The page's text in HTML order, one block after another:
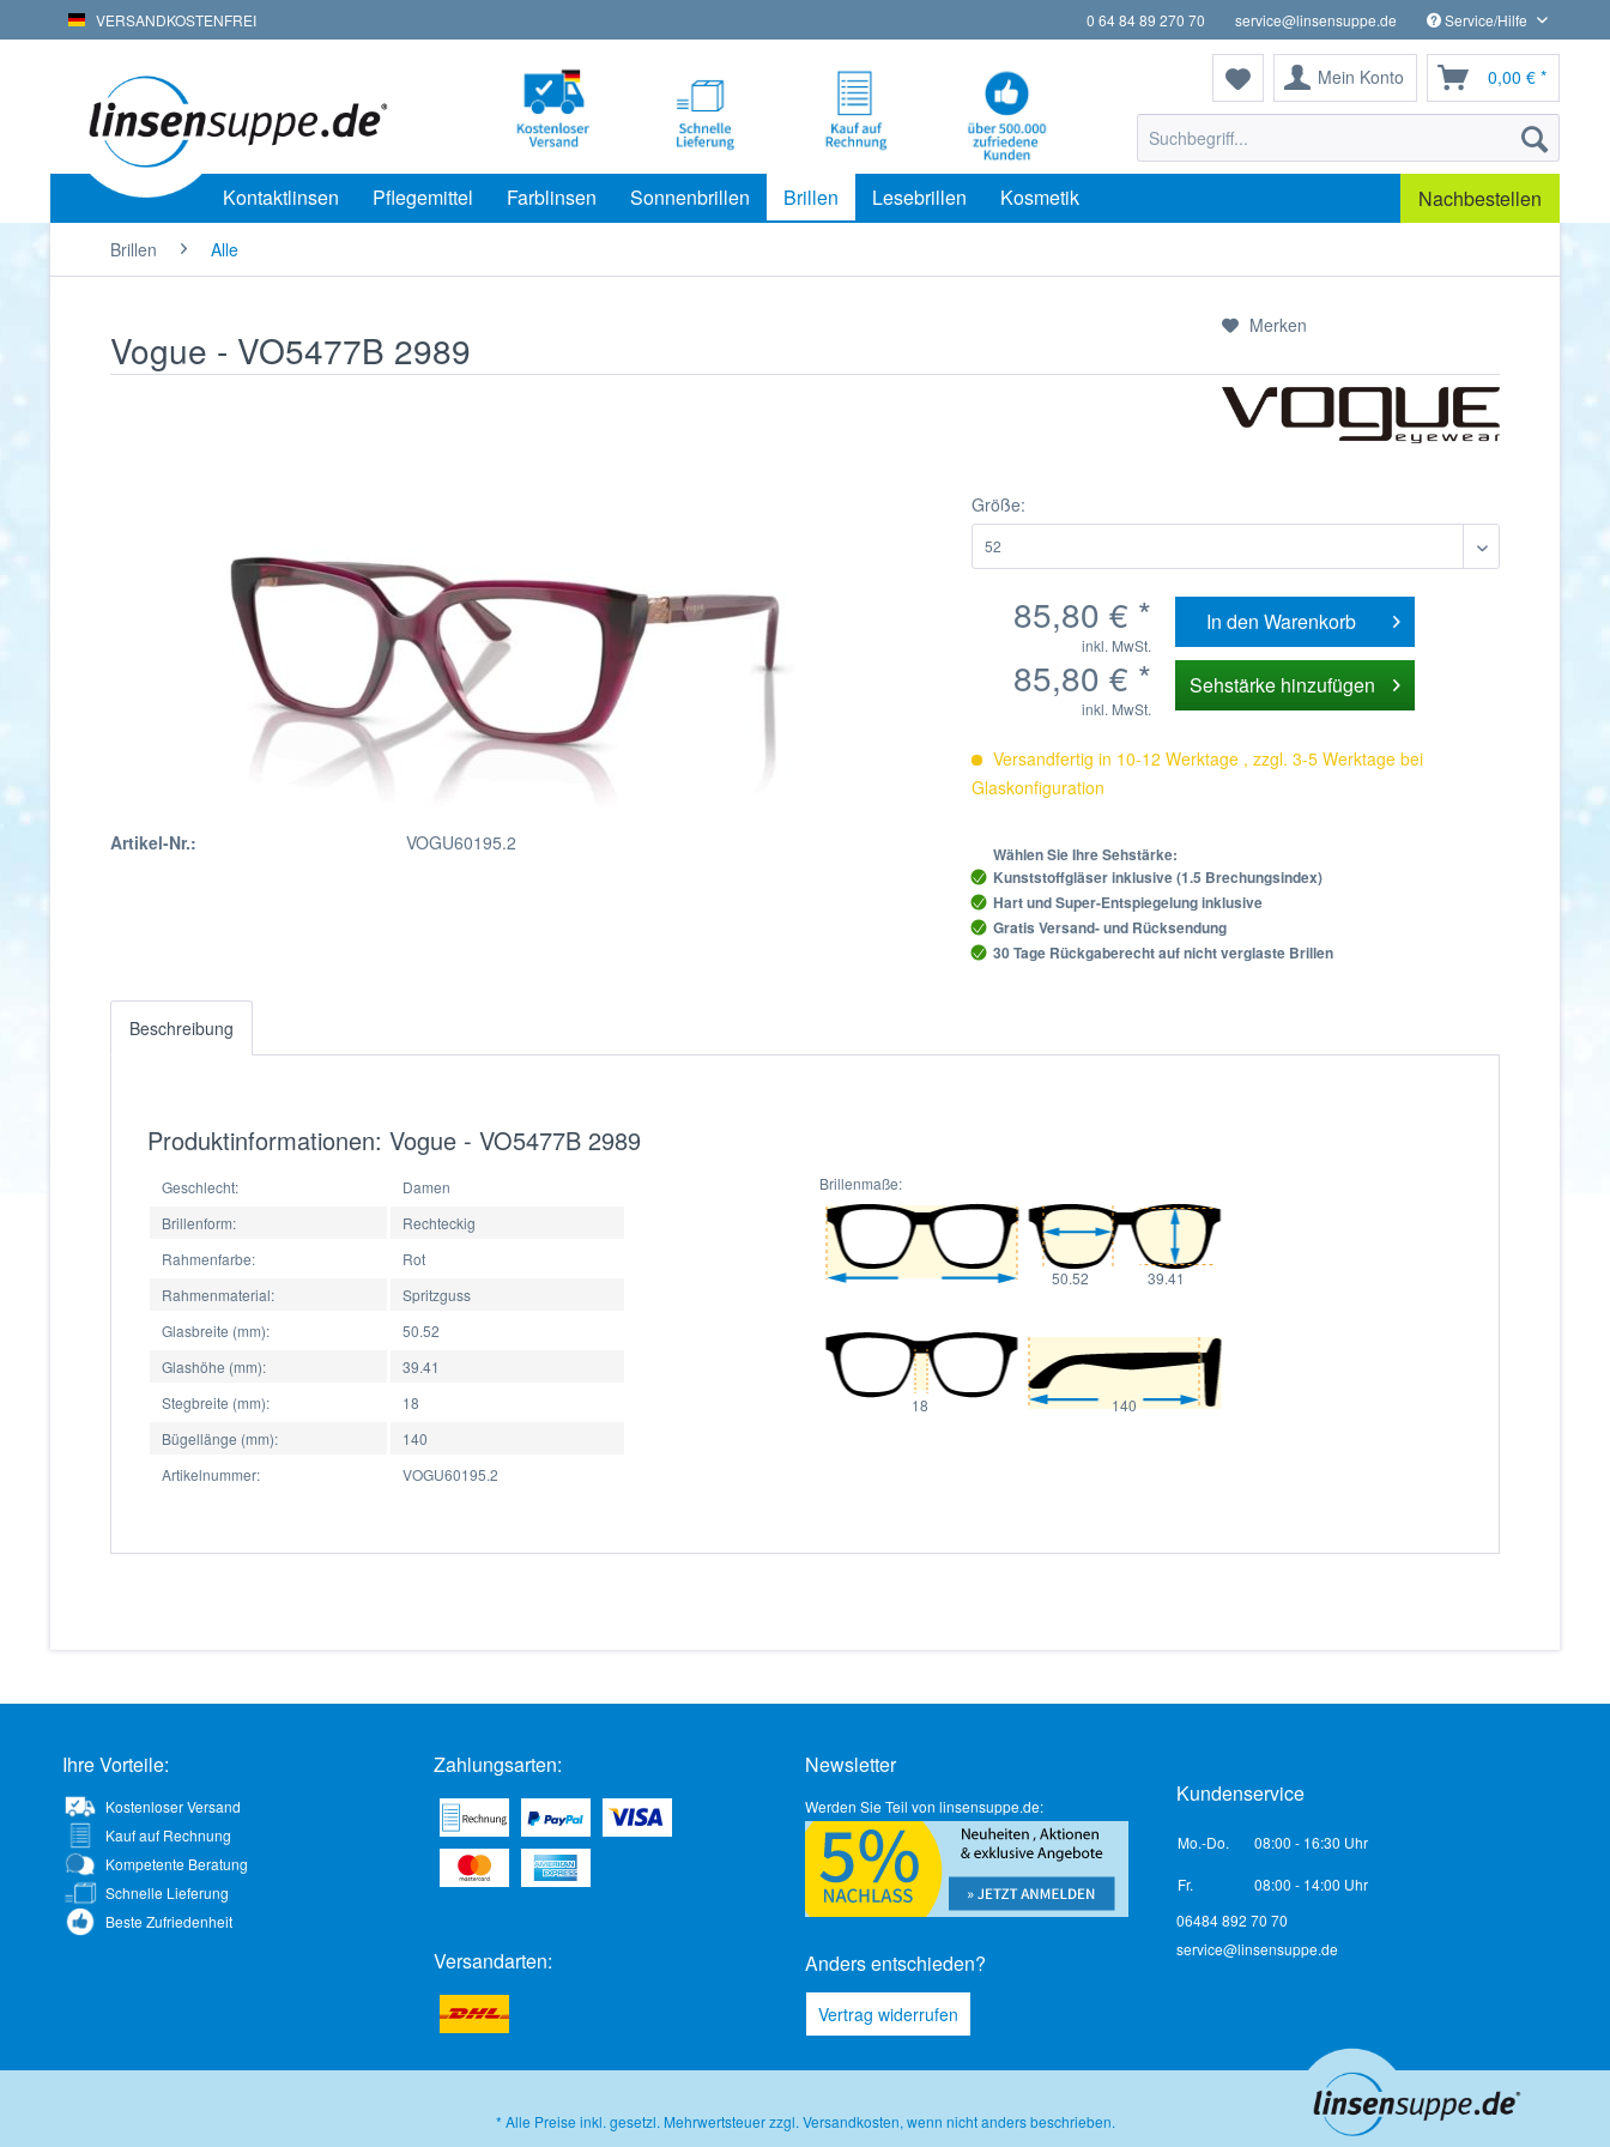
VERSANDKOSTENFREI 0 64 84 89 270 70 service@linsensuppe.de Service/Hilfe
Mein Konto 0,00 € *
Kontaktlinsen Pflegemittel Farblinsen Sonnenbrillen Brillen Lesebrillen Kosmetik Nachbestellen
Brillen Alle
Vogue - VO5477B 2989
Merken
Artikel-Nr.: VOGU60195.2
Größe:
85,80 € *
inkl. MwSt.
In den Warenkorb
85,80 € *
inkl. MwSt.
Sehstärke hinzufügen
Versandfertig in 10-12 Werktage , zzgl. 3-5 Werktage bei
Glaskonfiguration
Wählen Sie Ihre Sehstärke:
Kunststoffgläser inklusive (1.5 Brechungsindex)
Hart und Super-Entspiegelung inklusive
Gratis Versand- und Rücksendung
30 Tage Rückgaberecht auf nicht verglaste Brillen
Beschreibung
Produktinformationen: Vogue - VO5477B 2989
Geschlecht:
Damen
Brillenform:
Rechteckig
Rahmenfarbe:
Rot
Rahmenmaterial:
Spritzguss
Glasbreite (mm):
50.52
Glashöhe (mm):
39.41
Stegbreite (mm):
18
Bügellänge (mm):
140
Artikelnummer:
VOGU60195.2
Brillenmaße:
50.52 39.41
18 140
Ihre Vorteile:
Kostenloser Versand
Kauf auf Rechnung
Kompetente Beratung
Schnelle Lieferung
Beste Zufriedenheit
Zahlungsarten:
Versandarten:
Newsletter
Werden Sie Teil von linsensuppe.de:
Anders entschieden?
Vertrag widerrufen
Kundenservice
Mo.-Do. 08:00 - 16:30 Uhr
Fr.
08:00 - 14:00 Uhr
06484 892 70 70
service@linsensuppe.de
* Alle Preise inkl. gesetzl. Mehrwertsteuer zzgl. Versandkosten, wenn nicht anders beschrieben.